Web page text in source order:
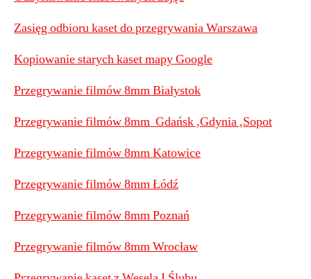
Zasięg odbioru kaset do przegrywania Warszawa
Kopiowanie starych kaset mapy Google
Przegrywanie filmów 8mm Białystok
Przegrywanie filmów 8mm Gdańsk ,Gdynia ,Sopot
Przegrywanie filmów 8mm Katowice
Przegrywanie filmów 8mm Łódź
Przegrywanie filmów 8mm Poznań
Przegrywanie filmów 8mm Wrocław